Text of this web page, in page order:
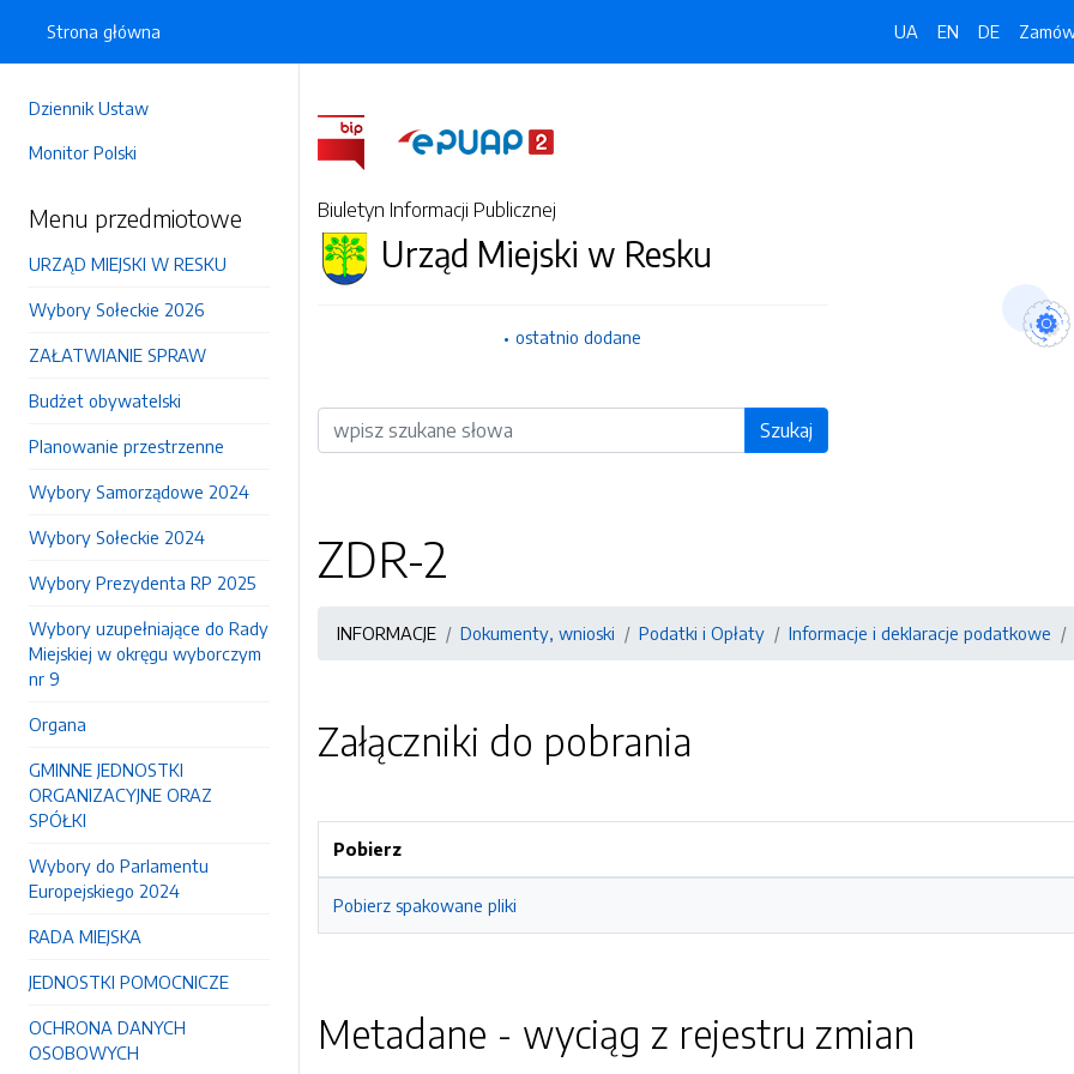
Dziennik Ustaw
Monitor Polski
Menu przedmiotowe
URZĄD MIEJSKI W RESKU
Wybory Sołeckie 2026
ZAŁATWIANIE SPRAW
Budżet obywatelski
Planowanie przestrzenne
Wybory Samorządowe 2024
Wybory Sołeckie 2024
Wybory Prezydenta RP 2025
Wybory uzupełniające do Rady
Miejskiej w okręgu wyborczym
nr 9
Organa
GMINNE JEDNOSTKI
ORGANIZACYJNE ORAZ
SPÓŁKI
Wybory do Parlamentu
Europejskiego 2024
RADA MIEJSKA
JEDNOSTKI POMOCNICZE
OCHRONA DANYCH
OSOBOWYCH
Strona główna UA EN DE
Biuletyn Informacji Publicznej
Urząd Miejski w Resku
ostatnio dodane
Wyszukiwarka Szukaj
ZDR-2
INFORMACJE Dokumenty, wnioski Podatki i Opłaty Informacje i deklaracje podatkowe
Załączniki do pobrania
Pobierz
Pobierz spakowane pliki
Metadane - wyciąg z rejestru zmian